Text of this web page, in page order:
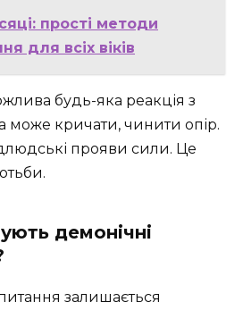
прості методи
для всіх віків
будь-яка реакція з
кричати, чинити опір.
прояви сили. Це
демонічні
залишається